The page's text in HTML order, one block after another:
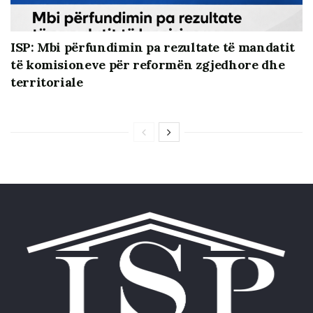
1991-2023
ISP: Mbi përfundimin pa rezultate të mandatit
të komisioneve për reformën zgjedhore dhe
territoriale